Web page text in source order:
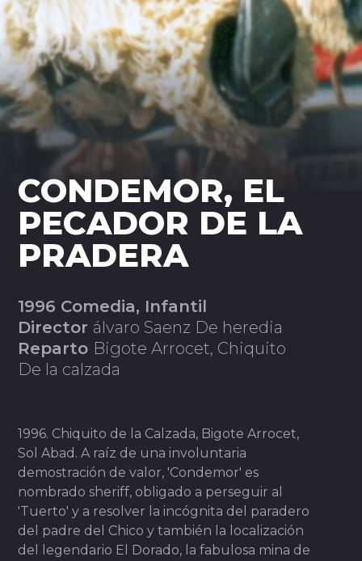
CONDEMOR, EL
PECADOR DE LA
PRADERA
1996 Comedia, Infantil
Director álvaro Saenz De heredia
Reparto Bigote Arrocet, Chiquito
De la calzada
1996. Chiquito de la Calzada, Bigote Arrocet,
Sol Abad. A raíz de una involuntaria
demostración de valor, 'Condemor' es
nombrado sheriff, obligado a perseguir al
'Tuerto' y a resolver la incógnita del paradero
del padre del Chico y también la localización
del legendario El Dorado, la fabulosa mina de